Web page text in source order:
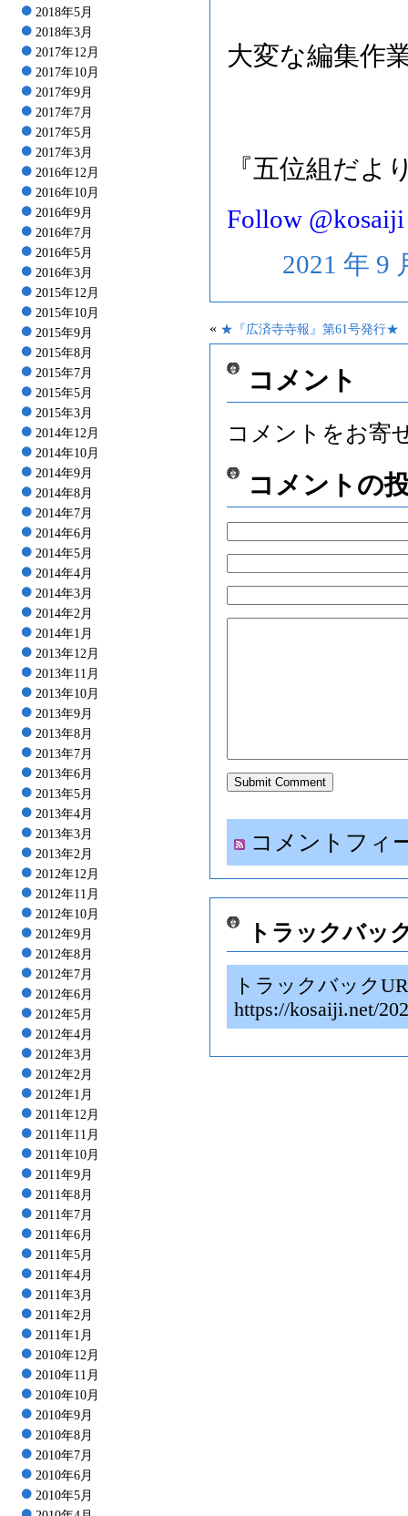
2018年5月
2018年3月
2017年12月
2017年10月
2017年9月
2017年7月
2017年5月
2017年3月
2016年12月
2016年10月
2016年9月
2016年7月
2016年5月
2016年3月
2015年12月
2015年10月
2015年9月
2015年8月
2015年7月
2015年5月
2015年3月
2014年12月
2014年10月
2014年9月
2014年8月
2014年7月
2014年6月
2014年5月
2014年4月
2014年3月
2014年2月
2014年1月
2013年12月
2013年11月
2013年10月
2013年9月
2013年8月
2013年7月
2013年6月
2013年5月
2013年4月
2013年3月
2013年2月
2012年12月
2012年11月
2012年10月
2012年9月
2012年8月
2012年7月
2012年6月
2012年5月
2012年4月
2012年3月
2012年2月
2012年1月
2011年12月
2011年11月
2011年10月
2011年9月
2011年8月
2011年7月
2011年6月
2011年5月
2011年4月
2011年3月
2011年2月
2011年1月
2010年12月
2010年11月
2010年10月
2010年9月
2010年8月
2010年7月
2010年6月
2010年5月
大変な編集作
『五位組だ
Follow @kosaiji
2021 年 9
« ★『広済寺寺報』第61号発行★
コメント
コメントをお寄
コメントの
コメントフィ
トラックバッ
トラックバック
https://kosaiji.net/